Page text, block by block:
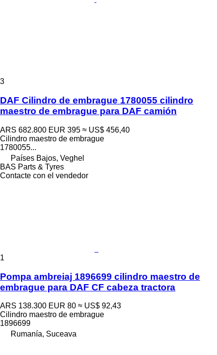
3
DAF Cilindro de embrague 1780055 cilindro
maestro de embrague para DAF camión
ARS 682.800 EUR 395 ≈ US$ 456,40
Cilindro maestro de embrague
1780055...
Países Bajos, Veghel
BAS Parts & Tyres
Contacte con el vendedor
1
Pompa ambreiaj 1896699 cilindro maestro de
embrague para DAF CF cabeza tractora
ARS 138.300 EUR 80 ≈ US$ 92,43
Cilindro maestro de embrague
1896699
Rumanía, Suceava